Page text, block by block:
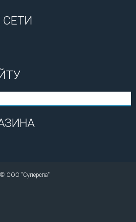
ООО "Суперспа"